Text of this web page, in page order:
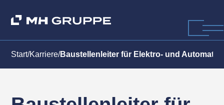
Start/Karriere/Baustellenleiter für Elektro- und